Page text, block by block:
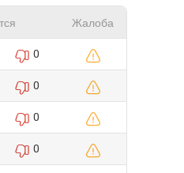
Жалоба
0
0
0
0